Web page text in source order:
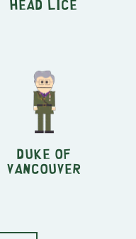
Head Lice
Duke of
Vancouver